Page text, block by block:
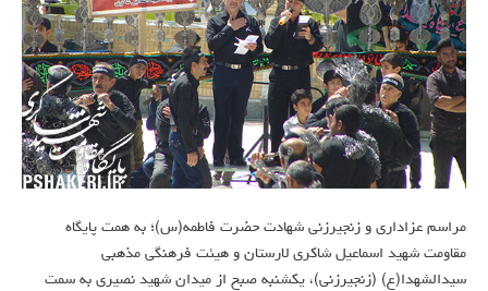
مراسم عزاداری و زنجیرزنی شهادت حضرت فاطمه(س)؛ به همت پایگاه
مقاومت شهید اسماعیل شاکری لارستان و هیئت فرهنگی مذهبی
سیدالشهدا(ع) (زنجیرزنی)، یکشنبه صبح از میدان شهید نصیری به سمت